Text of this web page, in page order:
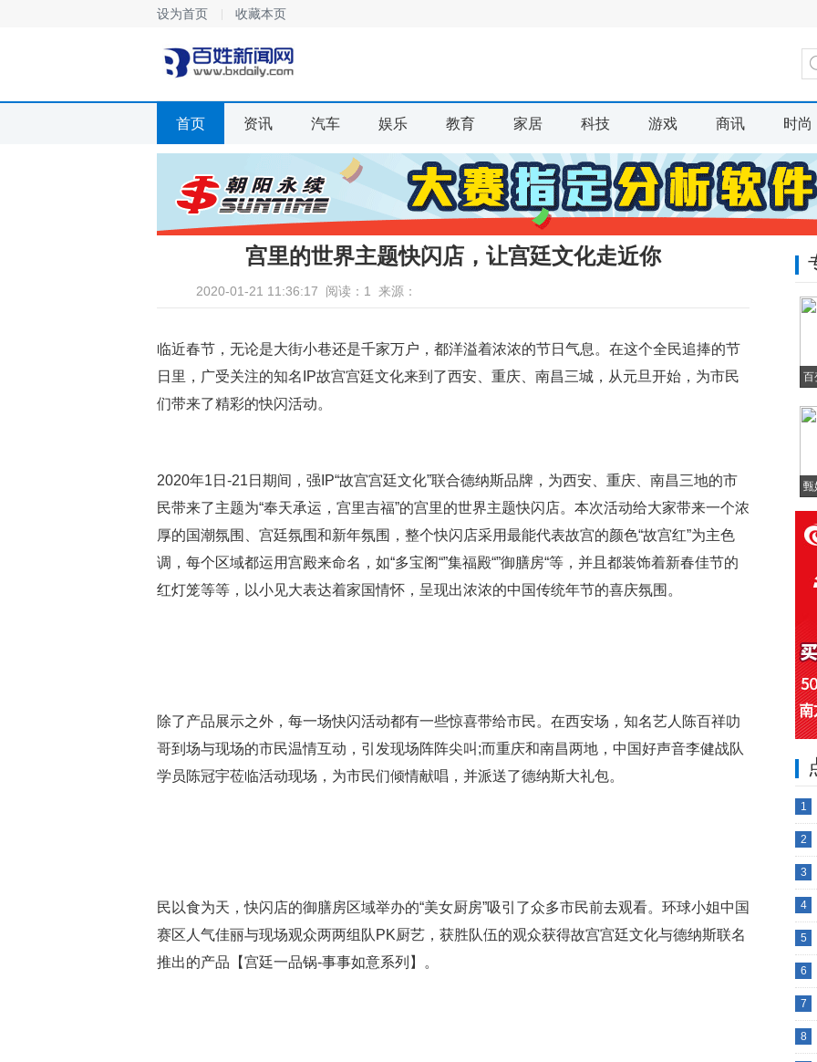
设为首页 收藏本页
首页 资讯 汽车 娱乐 教育 家居 科技 游戏 商讯 时尚
宫里的世界主题快闪店，让宫廷文化走近你
2020-01-21 11:36:17 阅读：1 来源：
临近春节，无论是大街小巷还是千家万户，都洋溢着浓浓的节日气息。在这个全民追捧的节
日里，广受关注的知名IP故宫宫廷文化来到了西安、重庆、南昌三城，从元旦开始，为市民
们带来了精彩的快闪活动。
2020年1日-21日期间，强IP“故宫宫廷文化”联合德纳斯品牌，为西安、重庆、南昌三地的市
民带来了主题为“奉天承运，宫里吉福”的宫里的世界主题快闪店。本次活动给大家带来一个浓
厚的国潮氛围、宫廷氛围和新年氛围，整个快闪店采用最能代表故宫的颜色“故宫红”为主色
调，每个区域都运用宫殿来命名，如“多宝阁“”集福殿“”御膳房“等，并且都装饰着新春佳节的
红灯笼等等，以小见大表达着家国情怀，呈现出浓浓的中国传统年节的喜庆氛围。
除了产品展示之外，每一场快闪活动都有一些惊喜带给市民。在西安场，知名艺人陈百祥叻
哥到场与现场的市民温情互动，引发现场阵阵尖叫;而重庆和南昌两地，中国好声音李健战队
学员陈冠宇莅临活动现场，为市民们倾情献唱，并派送了德纳斯大礼包。
民以食为天，快闪店的御膳房区域举办的“美女厨房”吸引了众多市民前去观看。环球小姐中国
赛区人气佳丽与现场观众两两组队PK厨艺，获胜队伍的观众获得故宫宫廷文化与德纳斯联名
推出的产品【宫廷一品锅-事事如意系列】。
甄
1
2
3
4
5
6
7
8